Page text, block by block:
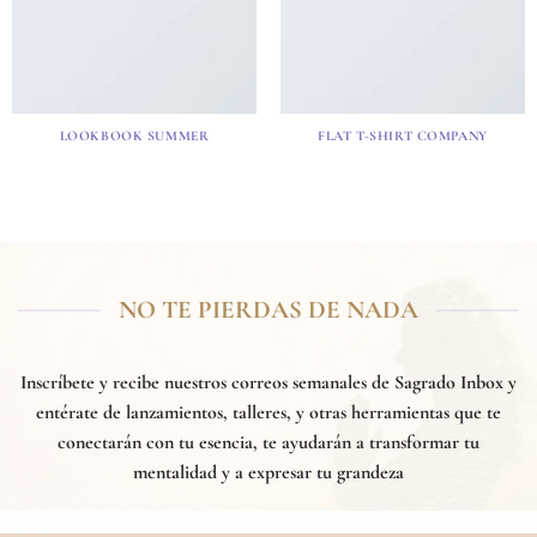
LOOKBOOK SUMMER FLAT T-SHIRT COMPANY
NO TE PIERDAS DE NADA
Inscríbete y recibe nuestros correos semanales de Sagrado Inbox y
entérate de lanzamientos, talleres, y otras herramientas que te
conectarán con tu esencia, te ayudarán a transformar tu
mentalidad y a expresar tu grandeza